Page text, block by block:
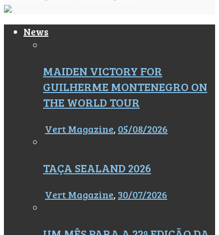
News
MAIDEN VICTORY FOR
GUILHERME MONTENEGRO ON
THE WORLD TOUR
Vert Magazine, 05/08/2026
TAÇA SEALAND 2026
Vert Magazine, 30/07/2026